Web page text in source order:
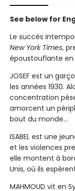
See below for
Le succès
New York Times,
époustouflante en
JOSEF est un
les années 1930.
concentration
amorcent un
bout du monde...
ISABEL est une
et les violences
elle montent à
Unis, où ils
MAHMOUD vit en